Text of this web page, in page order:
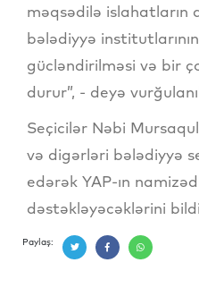
məqsədilə islahatların
bələdiyyə
gücləndirilməsi və bir
durur”, - deyə
Seçicilər Nəbi
və digərləri bələdiyyə
edərək YAP-ın
dəstəkləyəcəklərini
Paylaş: